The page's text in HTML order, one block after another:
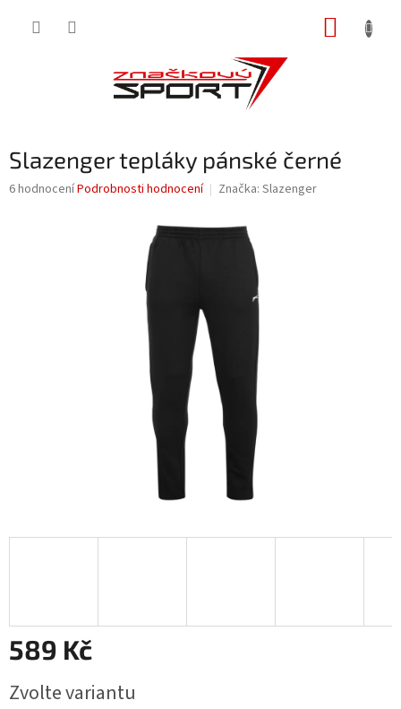
Slazenger tepláky pánské černé
Průměrné
6 hodnoceníPodrobnosti hodnocení Značka: Slazenger
589 Kč
cena:
Zvolte variantu